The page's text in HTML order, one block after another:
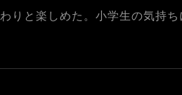
りと楽しめた。小学生の気持